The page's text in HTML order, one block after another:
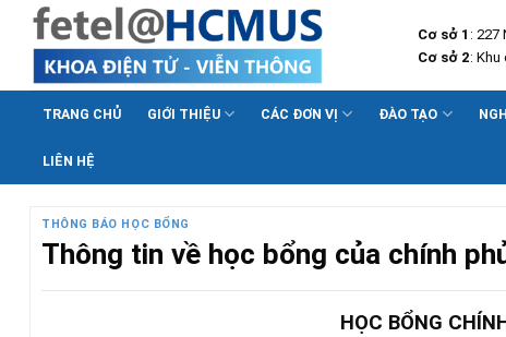
content
Cơ sở 1 : 227
Cơ sở 2:
TRANG CHỦ GIỚI THIỆU CÁC ĐƠN VỊ ĐÀO TẠO
LIÊN HỆ
THÔNG BÁO HỌC BỔNG
Thông tin về học bổng của chính
HỌC BỔNG